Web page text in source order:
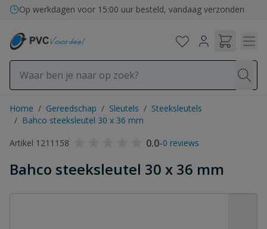
Ga naar de inhoud
Op werkdagen voor 15:00 uur besteld, vandaag verzonden
Home / Gereedschap / Sleutels / Steeksleutels
/ Bahco steeksleutel 30 x 36 mm
Artikel 1211158
0.0-0 reviews
Bahco steeksleutel 30 x 36 mm